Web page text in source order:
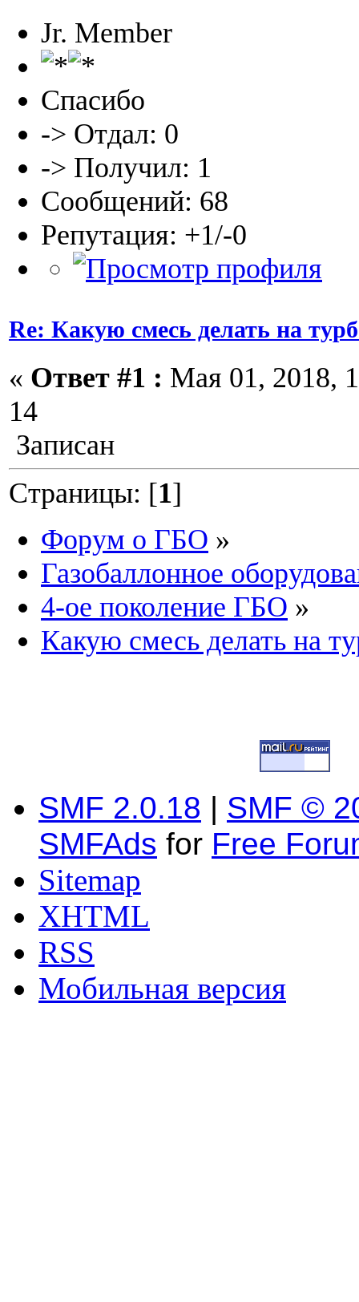
Jr. Member
Спасибо
-> Отдал: 0
-> Получил: 1
Сообщений: 68
Репутация: +1/-0
Re: Какую смесь делать на
« Ответ #1 : Мая 01, 2018,
14
Записан
Страницы: [1]
Форум о ГБО »
Газобаллонное
4-ое поколение ГБО »
Какую смесь делать на
SMF 2.0.18 | SMF ©
SMFAds for Free
Sitemap
XHTML
RSS
Мобильная версия